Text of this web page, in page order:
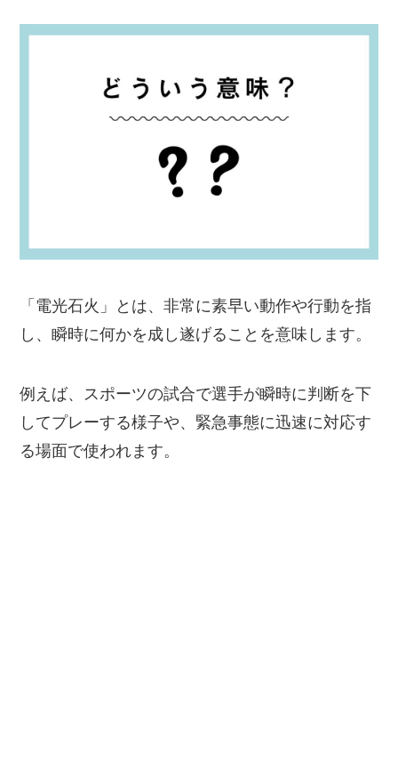
「電光石火」とは、非常に素早い動作や行動を指
し、瞬時に何かを成し遂げることを意味します。
例えば、スポーツの試合で選手が瞬時に判断を下
してプレーする様子や、緊急事態に迅速に対応す
る場面で使われます。